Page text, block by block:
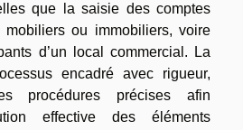
que la saisie des comptes
ou immobiliers, voire
d’un local commercial. La
encadré avec rigueur,
procédures précises afin
effective des éléments